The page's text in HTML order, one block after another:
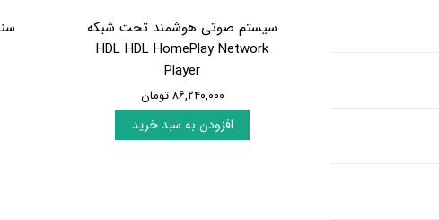
سیستم صوتی هوشمند تحت شبکه
HDL HDL HomePlay Network
Player
۸۶,۲۴۰,۰۰۰ تومان
افزودن به سبد خرید